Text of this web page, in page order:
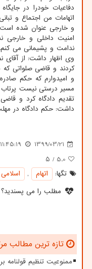
دفاعیات خودرا در
اتهامات من اجتماع و
و خارجی عنوان شده
امنیت داخلی و خارجی
ندامت و پشیمانی می
وی اظهار داشت: از آقای
کردند و قاضی صلواتی
و امیدوارم که حکم
مسیر درستی نیست پرتاب
تقدیم دادگاه کرد و
داشت: حکم دادگاه در
1399/03/21
11:45:19
5.0 / ۵
تگها:
اتهام , اسلامی
مطلب را می پسندید؟
تازه ترین مطالب
ممنوعیت تنظیم قولنامه